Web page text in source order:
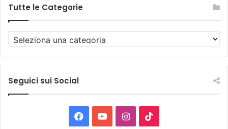
Tutte le Categorie
u
t
e
Seguici sui Social
I